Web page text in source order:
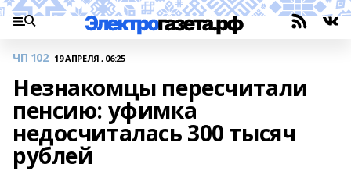
ЧП 102 19 АПРЕЛЯ , 06:25
Незнакомцы пересчитали
пенсию: уфимка
недосчиталась 300 тысяч
рублей